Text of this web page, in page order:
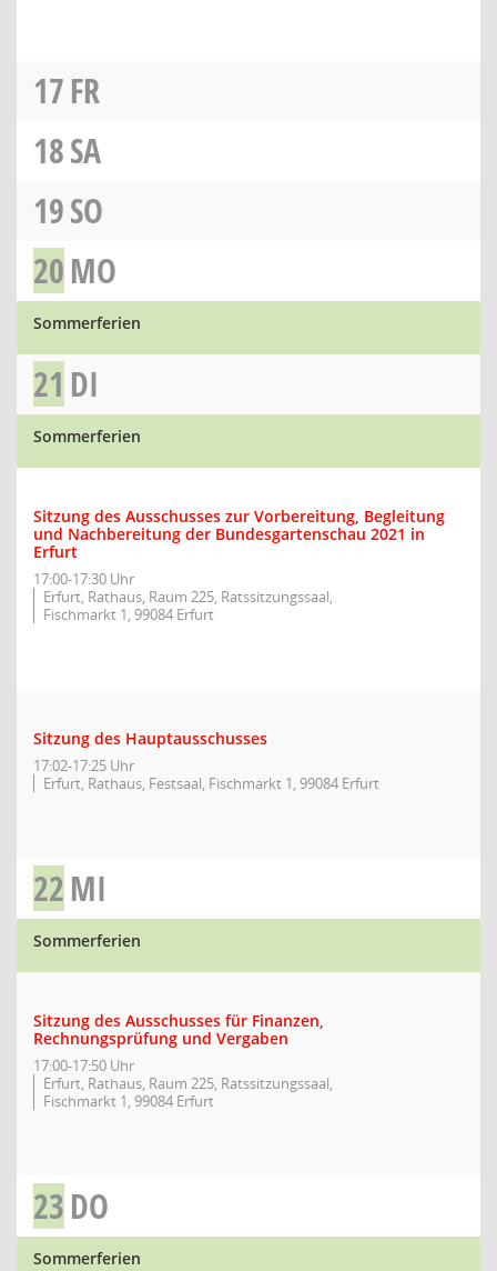
17FR
18SA
19SO
20MO
Sommerferien
21 DI
Sommerferien
Sitzung des Ausschusses zur Vorbereitung, Begleitung
und Nachbereitung der Bundesgartenschau 2021 in
Erfurt
17:00-17:30 Uhr
Erfurt, Rathaus, Raum 225, Ratssitzungssaal,
Fischmarkt 1, 99084 Erfurt
Sitzung des Hauptausschusses
17:02-17:25 Uhr
Erfurt, Rathaus, Festsaal, Fischmarkt 1, 99084 Erfurt
22MI
Sommerferien
Sitzung des Ausschusses für Finanzen,
Rechnungsprüfung und Vergaben
17:00-17:50 Uhr
Erfurt, Rathaus, Raum 225, Ratssitzungssaal,
Fischmarkt 1, 99084 Erfurt
23DO
Sommerferien